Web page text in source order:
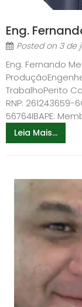
Eng.
Posted on 3 de
Eng. Fernando
TrabalhoPerito
RNP: 261243659-
56764IBAPE:
Leia Mais...